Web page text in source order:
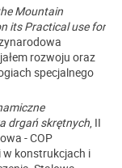
Mountain
its Practical use for
rozwoju oraz
specjalnego
drgań skrętnych, II
- COP
w konstrukcjach i